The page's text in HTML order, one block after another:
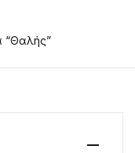
“Θαλής”